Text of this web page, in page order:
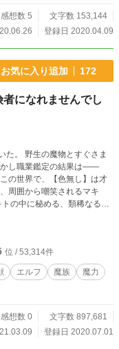
感想数 5
文字数 153,144
登録日 2020.04.09
お気に入り追加 172
になれませんでし
た。 野生の魔物とすぐさま
かし職業鑑定の結果は――
の世界で、【色無し】は才
周囲から嘲笑されるマキ
の中に秘める、類稀なる
ク版です。 キャラや世界
大幅に異なっています。
人かはカットします） 再構
いただければと思います。
作品は、小説家になろうと
位 / 53,314件
エルフ 魔族
魔力
感想数 0
文字数 897,681
登録日 2020.07.01